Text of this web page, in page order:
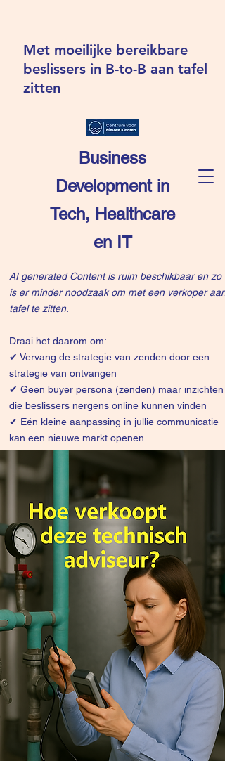
Business
Development in
Tech, Healthcare
en IT
Met moeilijke bereikbare
beslissers in B-to-B aan tafel
zitten
AI generated Content is ruim beschikbaar en zo
is er minder noodzaak om met een verkoper aan
tafel te zitten.
Draai het daarom om:
✔ Vervang de strategie van zenden door een
strategie van ontvangen
✔ Geen buyer persona (zenden) maar inzichten
die beslissers nergens online kunnen vinden
✔ Eén kleine aanpassing in jullie communicatie
kan een nieuwe markt openen